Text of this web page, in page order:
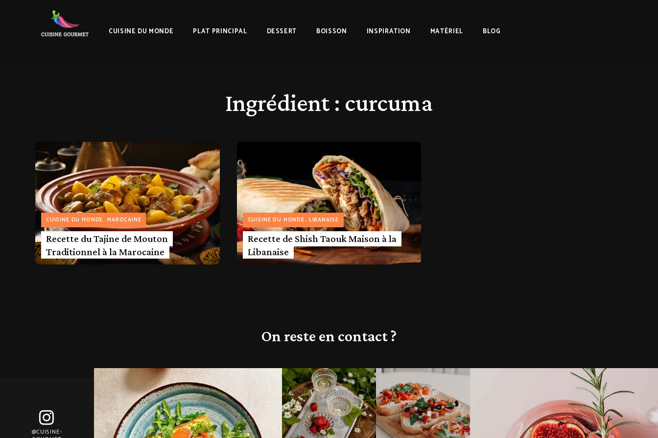
CUISINE DU MONDE PLAT PRINCIPAL DESSERT BOISSON INSPIRATION MATÉRIEL BLOG
Ingrédient : curcuma
CUISINE DU MONDE MAROCAINE
Recette du Tajine de Mouton
Traditionnel à la Marocaine
CUISINE DU MONDE LIBANAISE
Recette de Shish Taouk Maison à la
Libanaise
On reste en contact ?
@CUISINE-